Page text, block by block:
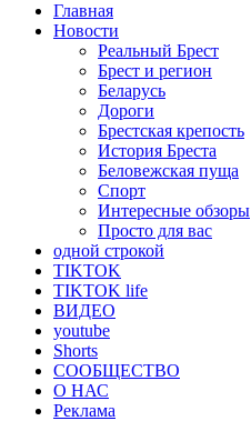
Главная
Новости
Реальный Брест
Брест и регион
Беларусь
Дороги
Брестская крепость
История Бреста
Беловежская пуща
Спорт
Интересные обзоры
Просто для вас
одной строкой
TIKTOK
TIKTOK life
ВИДЕО
youtube
Shorts
СООБЩЕСТВО
О НАС
Реклама